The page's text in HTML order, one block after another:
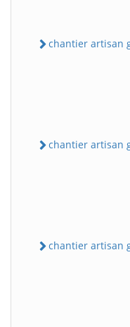
chantier artisan
chantier artisan
chantier artisan